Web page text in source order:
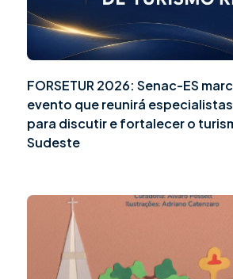
FORSETUR 2026: Senac-ES
evento que reunirá
para discutir e fortalecer o
Sudeste